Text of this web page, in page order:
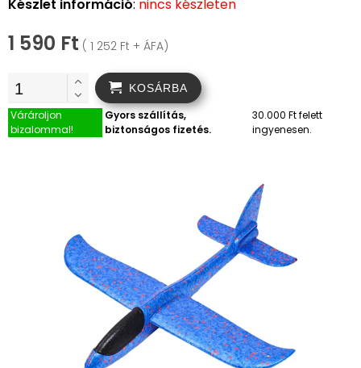
Készlet információ: nincs készleten
1 590 Ft ( 1 252 Ft + ÁFA)
KOSÁRBA
Várároljon
bizalommal!
Gyors szállítás,
biztonságos fizetés.
30.000 Ft felett
ingyenesen.